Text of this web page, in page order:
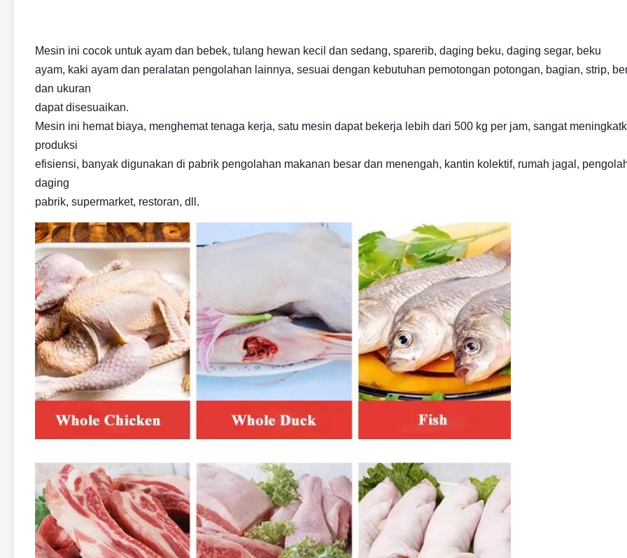
Mesin ini cocok untuk ayam dan bebek, tulang hewan kecil dan sedang, sparerib, daging beku, daging segar, beku
ayam, kaki ayam dan peralatan pengolahan lainnya, sesuai dengan kebutuhan pemotongan potongan, bagian, strip,
dan ukuran
dapat disesuaikan.
Mesin ini hemat biaya, menghemat tenaga kerja, satu mesin dapat bekerja lebih dari 500 kg per jam, sangat
produksi
efisiensi, banyak digunakan di pabrik pengolahan makanan besar dan menengah, kantin kolektif, rumah jagal,
daging
pabrik, supermarket, restoran, dll.